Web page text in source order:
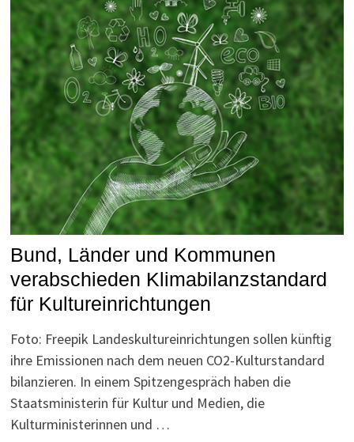
Bund, Länder und Kommunen
verabschieden Klimabilanzstandard
für Kultureinrichtungen
Foto: Freepik Landeskultureinrichtungen sollen künftig
ihre Emissionen nach dem neuen CO2-Kulturstandard
bilanzieren. In einem Spitzengespräch haben die
Staatsministerin für Kultur und Medien, die
Kulturministerinnen und …